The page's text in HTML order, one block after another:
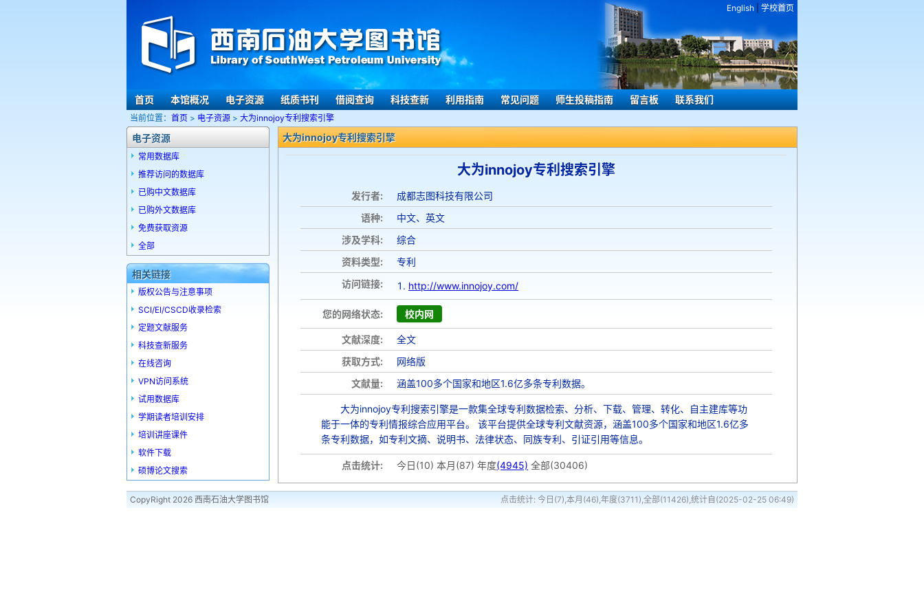
English 学校首页
首页 本馆概况 电子资源 纸质书刊 借阅查询 科技查新 利用指南 常见问题 师生投稿指南 留言板 联系我们
当前位置： 首页 > 电子资源 > 大为innojoy专利搜索引擎
电子资源
常用数据库
推荐访问的数据库
已购中文数据库
已购外文数据库
免费获取资源
全部
相关链接
版权公告与注意事项
SCI/EI/CSCD收录检索
定题文献服务
科技查新服务
在线咨询
VPN访问系统
试用数据库
学期读者培训安排
培训讲座课件
软件下载
硕博论文搜索
大为innojoy专利搜索引擎
大为innojoy专利搜索引擎
发行者:
成都志图科技有限公司
语种:
中文、英文
涉及学科:
综合
资料类型:
专利
访问链接:
http://www.innojoy.com/
您的网络状态: 校内网
文献深度:
全文
获取方式:
网络版
文献量:
涵盖100多个国家和地区1.6亿多条专利数据。
大为innojoy专利搜索引擎是一款集全球专利数据检索、分析、下载、管理、转化、自主建库等功
能于一体的专利情报综合应用平台。 该平台提供全球专利文献资源，涵盖100多个国家和地区1.6亿多
条专利数据，如专利文摘、说明书、法律状态、同族专利、引证引用等信息。
点击统计: 今日(10) 本月(87) 年度(4945) 全部(30406)
点击统计: 今日(7),本月(46),年度(3711),全部(11426),统计自(2025-02-25 06:49)
CopyRight 2026 西南石油大学图书馆